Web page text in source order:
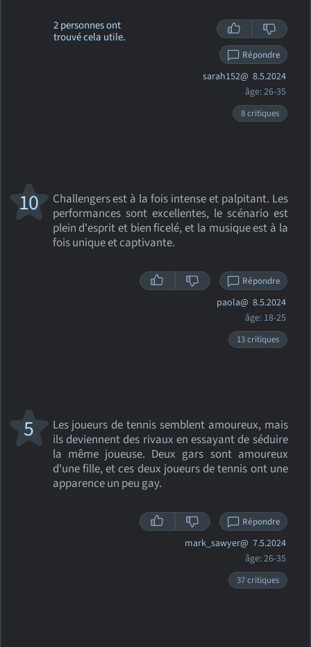
2 personnes ont
trouvé cela utile.
Répondre
sarah152@ 8.5.2024
âge: 26-35
8 critiques
Challengers est à la fois intense et palpitant. Les
performances sont excellentes, le scénario est
plein d'esprit et bien ficelé, et la musique est à la
fois unique et captivante.
10
Répondre
paola@ 8.5.2024
âge: 18-25
13 critiques
Les joueurs de tennis semblent amoureux, mais
ils deviennent des rivaux en essayant de séduire
la même joueuse. Deux gars sont amoureux
d'une fille, et ces deux joueurs de tennis ont une
apparence un peu gay.
5
Répondre
mark_sawyer@ 7.5.2024
âge: 26-35
37 critiques